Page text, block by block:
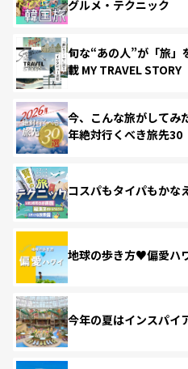
グルメ・テクニック
旬な“あの人”が「旅」
載 MY TRAVEL STORY
今、こんな旅がしてみ
年絶対行くべき旅先30
コスパもタイパもかな
地球の歩き方♥偏愛ハ
今年の夏はインスパイ